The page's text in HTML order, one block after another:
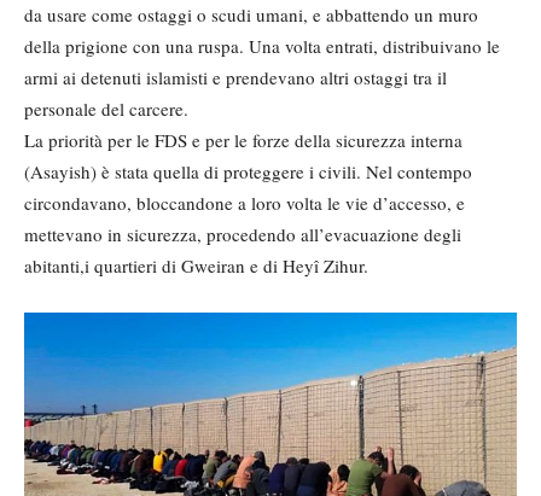
da usare come ostaggi o scudi umani, e abbattendo un muro
della prigione con una ruspa. Una volta entrati, distribuivano le
armi ai detenuti islamisti e prendevano altri ostaggi tra il
personale del carcere.
La priorità per le FDS e per le forze della sicurezza interna
(Asayish) è stata quella di proteggere i civili. Nel contempo
circondavano, bloccandone a loro volta le vie d’accesso, e
mettevano in sicurezza, procedendo all’evacuazione degli
abitanti,i quartieri di Gweiran e di Heyî Zihur.